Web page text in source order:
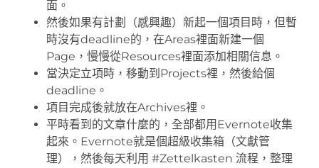
面。
然後如果有計劃（感興趣）新起一個項目時，但暫
時沒有deadline的，在Areas裡面新建一個
Page，慢慢從Resources裡面添加相關信息。
當決定立項時，移動到Projects裡，然後給個
deadline。
項目完成後就放在Archives裡。
平時看到的文章什麼的，全部都用Evernote收集
起來。Evernote就是個超級收集箱（文獻管
理），然後每天利用 #Zettelkasten 流程，整理